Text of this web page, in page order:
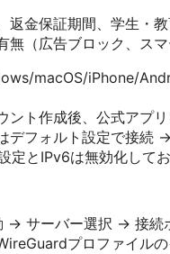
返金保証期間、学生・
無（広告ブロック、ス
macOS/iPhone/
ント作成後、公式アプ
デフォルト設定で接続
定とIPv6は無効化して
→ サーバー選択 → 接続
プロファイル